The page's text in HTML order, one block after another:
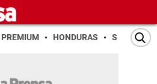
PREMIUM HONDURAS SAN PEDRO